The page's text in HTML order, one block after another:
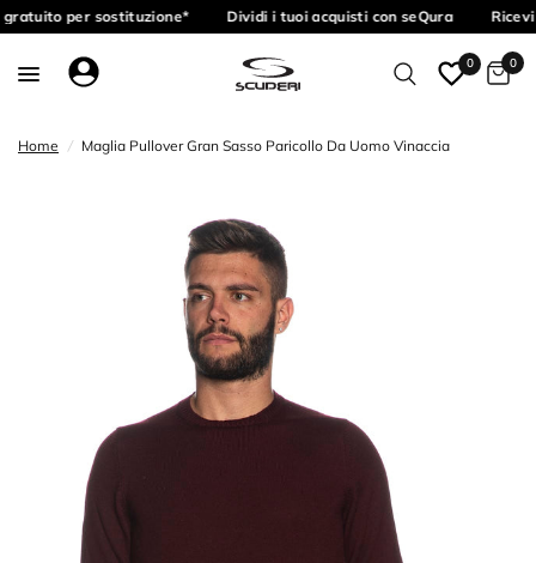
per sostituzione* Dividi i tuoi acquisti con seQura
0 0
Home / Maglia Pullover Gran Sasso Paricollo Da Uomo Vinaccia